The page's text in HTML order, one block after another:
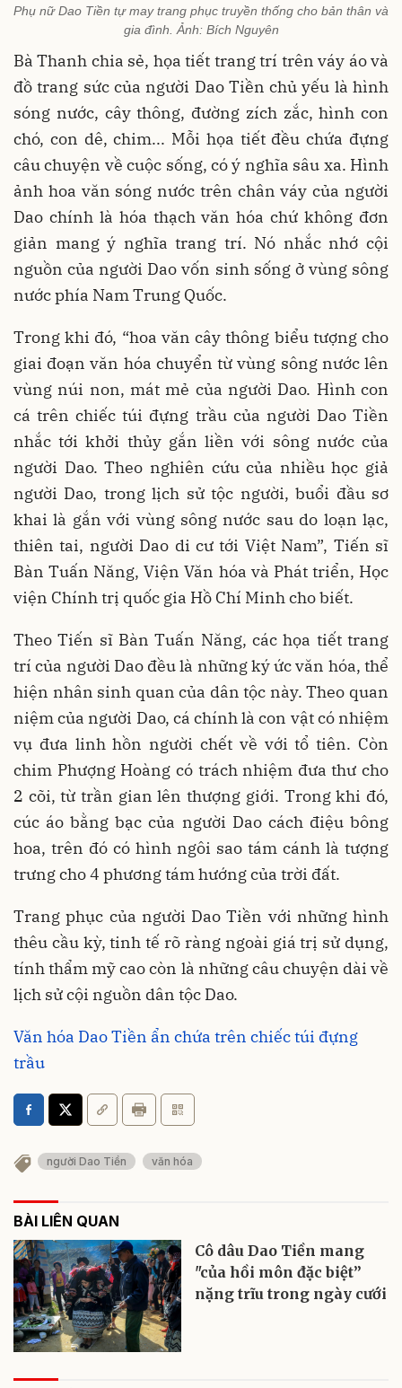
Phụ nữ Dao Tiền tự may trang phục truyền thống cho bản thân và
gia đình. Ảnh: Bích Nguyên
Bà Thanh chia sẻ, họa tiết trang trí trên váy áo và
đồ trang sức của người Dao Tiền chủ yếu là hình
sóng nước, cây thông, đường zích zắc, hình con
chó, con dê, chim... Mỗi họa tiết đều chứa đựng
câu chuyện về cuộc sống, có ý nghĩa sâu xa. Hình
ảnh hoa văn sóng nước trên chân váy của người
Dao chính là hóa thạch văn hóa chứ không đơn
giản mang ý nghĩa trang trí. Nó nhắc nhớ cội
nguồn của người Dao vốn sinh sống ở vùng sông
nước phía Nam Trung Quốc.
Trong khi đó, “hoa văn cây thông biểu tượng cho
giai đoạn văn hóa chuyển từ vùng sông nước lên
vùng núi non, mát mẻ của người Dao. Hình con
cá trên chiếc túi đựng trầu của người Dao Tiền
nhắc tới khởi thủy gắn liền với sông nước của
người Dao. Theo nghiên cứu của nhiều học giả
người Dao, trong lịch sử tộc người, buổi đầu sơ
khai là gắn với vùng sông nước sau do loạn lạc,
thiên tai, người Dao di cư tới Việt Nam”, Tiến sĩ
Bàn Tuấn Năng, Viện Văn hóa và Phát triển, Học
viện Chính trị quốc gia Hồ Chí Minh cho biết.
Theo Tiến sĩ Bàn Tuấn Năng, các họa tiết trang
trí của người Dao đều là những ký ức văn hóa, thể
hiện nhân sinh quan của dân tộc này. Theo quan
niệm của người Dao, cá chính là con vật có nhiệm
vụ đưa linh hồn người chết về với tổ tiên. Còn
chim Phượng Hoàng có trách nhiệm đưa thư cho
2 cõi, từ trần gian lên thượng giới. Trong khi đó,
cúc áo bằng bạc của người Dao cách điệu bông
hoa, trên đó có hình ngôi sao tám cánh là tượng
trưng cho 4 phương tám hướng của trời đất.
Trang phục của người Dao Tiền với những hình
thêu cầu kỳ, tinh tế rõ ràng ngoài giá trị sử dụng,
tính thẩm mỹ cao còn là những câu chuyện dài về
lịch sử cội nguồn dân tộc Dao.
Văn hóa Dao Tiền ẩn chứa trên chiếc túi đựng
trầu
người Dao Tiền văn hóa
BÀI LIÊN QUAN
Cô dâu Dao Tiền mang
"của hồi môn đặc biệt”
nặng trĩu trong ngày cưới